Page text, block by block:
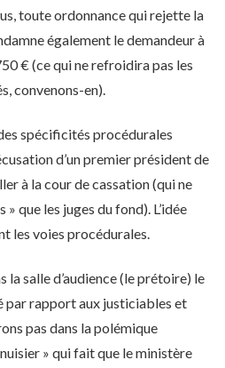
toute ordonnance qui rejette la
également le demandeur à
€ (ce qui ne refroidira pas les
convenons-en).
spécificités procédurales
d’un premier président de
à la cour de cassation (qui ne
que les juges du fond). L’idée
les voies procédurales.
la salle d’audience (le prétoire) le
par rapport aux justiciables et
pas dans la polémique
» qui fait que le ministère